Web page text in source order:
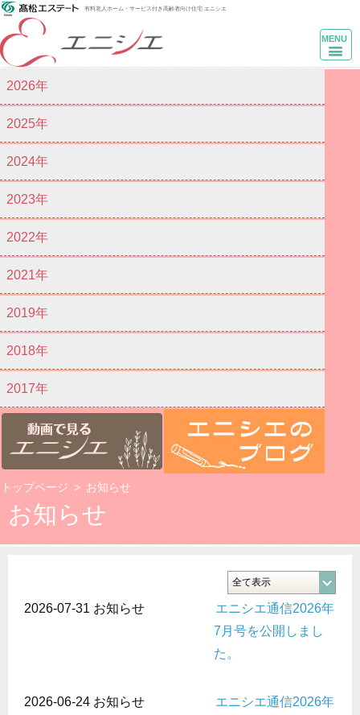
有料老人ホーム・サービス付き高齢者向け住宅 エニシエ
MENU
2026年
2025年
2024年
2023年
2022年
2021年
2019年
2018年
2017年
トップページ > お知らせ
お知らせ
2026-07-31 お知らせ
エニシエ通信2026年
7月号を公開しまし
た。
2026-06-24 お知らせ
エニシエ通信2026年